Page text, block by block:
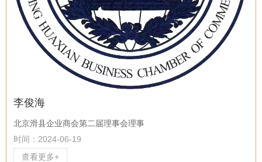
李俊海
北京滑县企业商会第二届理事会理事
时间：2024-06-19
查看更多+